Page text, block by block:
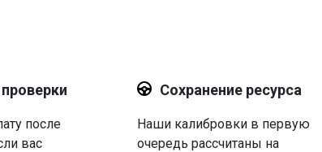
после
вас
Сохранение ресурса
Наши калибровки в первую
очередь рассчитаны на